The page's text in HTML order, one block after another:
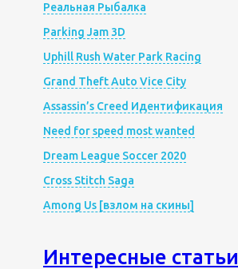
Реальная Рыбалка
Parking Jam 3D
Uphill Rush Water Park Racing
Grand Theft Auto Vice City
Assassin’s Creed Идентификация
Need for speed most wanted
Dream League Soccer 2020
Cross Stitch Saga
Among Us [взлом на скины]
Интересные статьи